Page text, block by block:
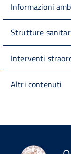
Informazioni
Strutture
Interventi
Altri contenuti